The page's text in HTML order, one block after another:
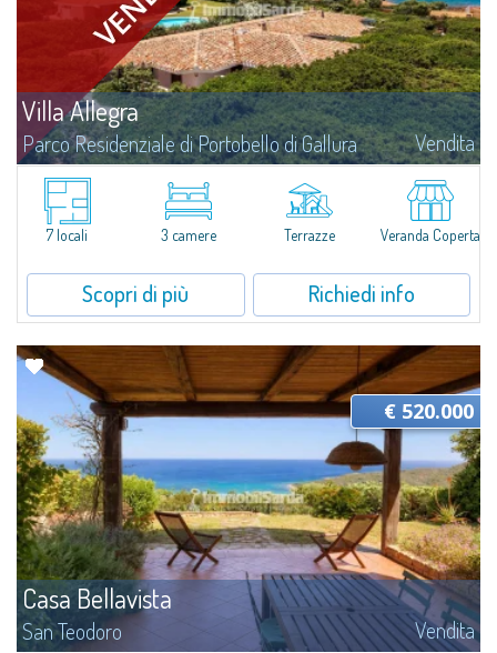
Villa Allegra
Parco Residenziale di Portobello di Gallura Vendita
Vi presentiamo Villa Allegra, splendida villa bifamiliare a pochi passi dal
mare in vendita nel Parco Residenziale Privato di Portobello di
Gallura.Circondata da una natura rigogliosa e in posizione privilegiata a
due...7 locali 3 camere Terrazze Veranda Coperta
Scopri di più Richiedi info
Casa Bellavista
San Teodoro Vendita
€ 520.000